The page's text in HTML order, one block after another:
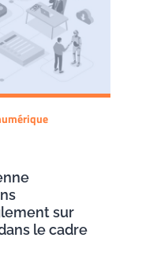
sur
le cadre